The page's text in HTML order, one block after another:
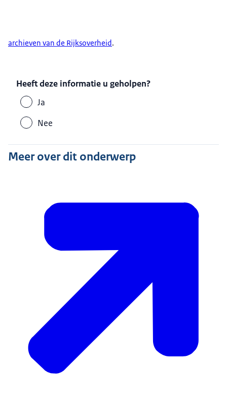
archieven van de Rijksoverheid.
Heeft deze informatie u geholpen?
Ja
Nee
Meer over dit onderwerp